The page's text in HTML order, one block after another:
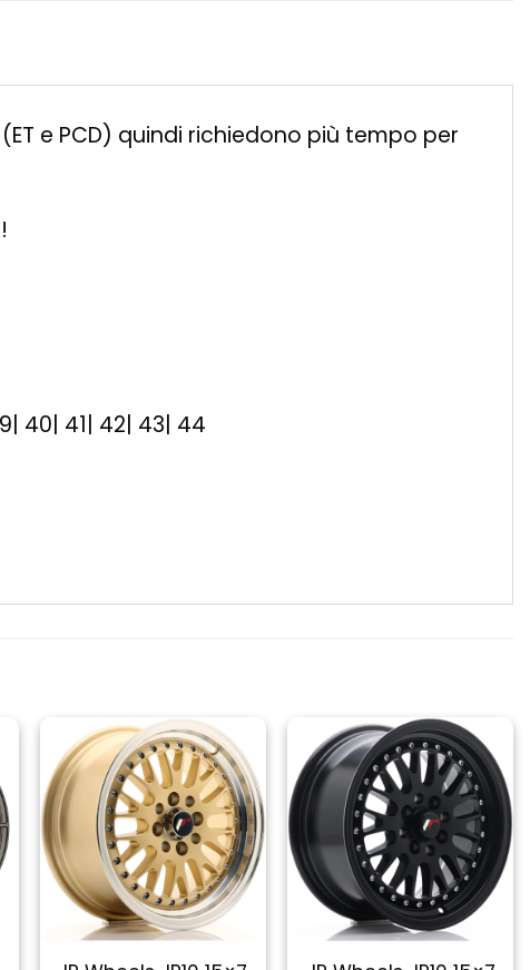
e PCD) quindi richiedono più tempo per
40| 41| 42| 43| 44